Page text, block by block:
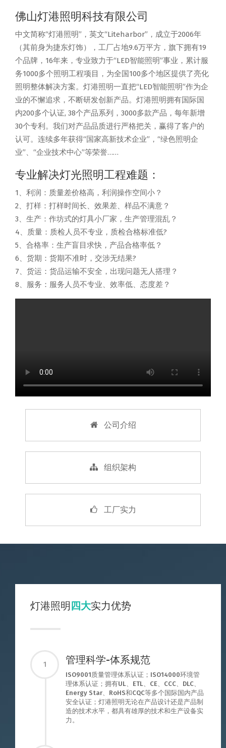
佛山灯港照明科技有限公司
中文简称“灯港照明”，英文“Liteharbor”，成立于2006年
（其前身为捷东灯饰），工厂占地9.6万平方，旗下拥有19
个品牌，16年来，专业致力于“LED智能照明”事业，累计服
务1000多个照明工程项目，为全国100多个地区提供了亮化
照明整体解决方案。灯港照明一直把“LED智能照明”作为企
业的不懈追求，不断研发创新产品。灯港照明拥有国际国
内200多个认证, 38个产品系列，3000多款产品，每年新增
30个专利。我们对产品品质进行严格把关，赢得了客户的
认可。连续多年获得“国家高新技术企业”，“绿色照明企
业”、“企业技术中心”等荣誉……
专业解决灯光照明工程难题：
1、利润：质量差价格高，利润操作空间小？
2、打样：打样时间长、效果差、样品不满意？
3、生产：作坊式的灯具小厂家，生产管理混乱？
4、质量：质检人员不专业，质检合格标准低?
5、合格率：生产盲目求快，产品合格率低？
6、货期：货期不准时，交涉无结果?
7、货运：货品运输不安全，出现问题无人搭理？
8、服务：服务人员不专业、效率低、态度差？
公司介绍
组织架构
工厂实力
灯港照明四大实力优势
1 管理科学-体系规范
ISO9001质量管理体系认证；ISO14000环境管
理体系认证；拥有UL、ETL、CE、CCC、DLC、
Energy Star、RoHS和CQC等多个国际国内产品
安全认证；灯港照明无论在产品设计还是产品制
造的技术水平，都具有雄厚的技术和生产设备实
力。